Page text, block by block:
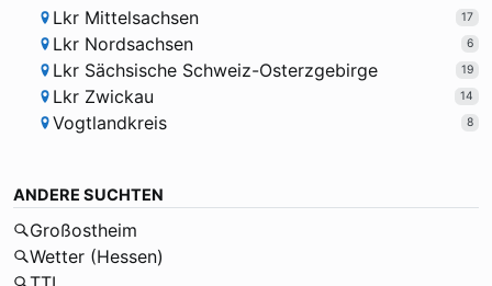
Lkr Mittelsachsen 17
Lkr Nordsachsen 6
Lkr Sächsische Schweiz-Osterzgebirge 19
Lkr Zwickau 14
Vogtlandkreis 8
ANDERE SUCHTEN
Großostheim
Wetter (Hessen)